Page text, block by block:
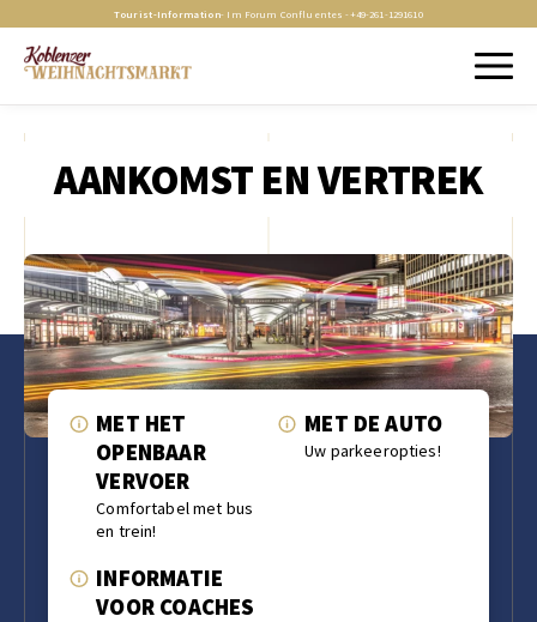
Tourist-Information- Im Forum Confluentes -+49-261-1291610
AANKOMST EN VERTREK
MET HET
OPENBAAR
VERVOER
Comfortabel met bus
en trein!
MET DE AUTO
Uw parkeeropties!
INFORMATIE
VOOR COACHES